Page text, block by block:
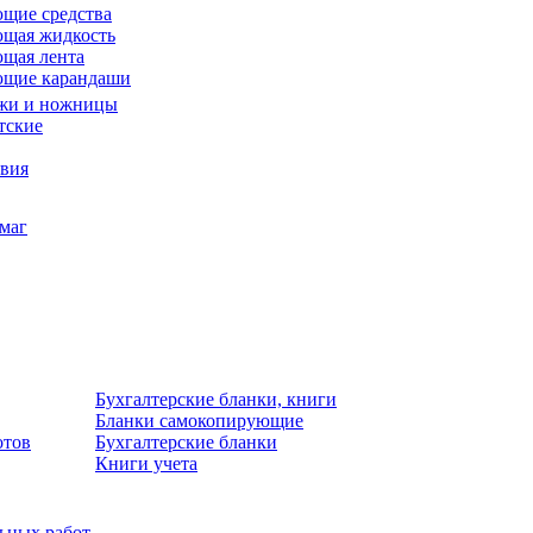
средства
жидкость
лента
карандаши
и ножницы
Бухгалтерские бланки, книги
Бланки самокопирующие
Бухгалтерские бланки
Книги учета